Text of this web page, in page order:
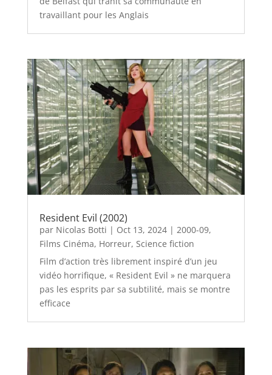
travaillant pour les Anglais
Resident Evil (2002)
par Nicolas Botti | Oct 13, 2024| 2000-09,
Films Cinéma, Horreur, Science fiction
Film d’action très librement inspiré d’un jeu
vidéo horrifique, « Resident Evil » ne marquera
pas les esprits par sa subtilité, mais se montre
efficace